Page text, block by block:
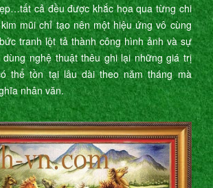
cả đều được khắc họa qua từng chi
mũi chỉ tạo nên một hiệu ứng vô cùng
tranh lột tả thành công hình ảnh và sự
nghệ thuật thêu ghi lại những giá trị
thể tồn tại lâu dài theo năm tháng mà
nhân văn.